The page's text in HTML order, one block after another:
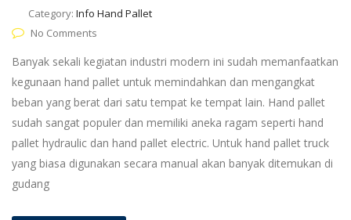
Category: Info Hand Pallet
No Comments
Banyak sekali kegiatan industri modern ini sudah memanfaatkan
kegunaan hand pallet untuk memindahkan dan mengangkat
beban yang berat dari satu tempat ke tempat lain. Hand pallet
sudah sangat populer dan memiliki aneka ragam seperti hand
pallet hydraulic dan hand pallet electric. Untuk hand pallet truck
yang biasa digunakan secara manual akan banyak ditemukan di
gudang